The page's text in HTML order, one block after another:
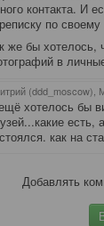
контакта. И
по
же бы хотелось,
в
(ddd_moscow),
хотелось бы
есть,
как на
Добавлять